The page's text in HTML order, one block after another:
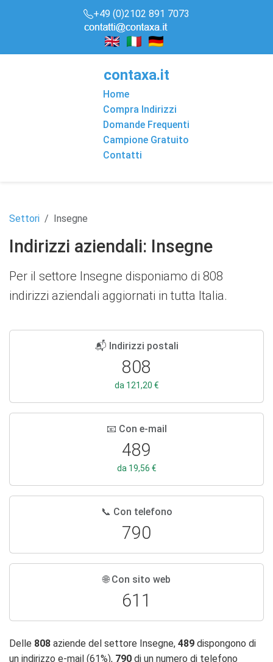
+49 (0)2102 891 7073
contaxa.it
Home
Compra Indirizzi
Domande Frequenti
Campione Gratuito
Contatti
Settori Insegne
Indirizzi aziendali: Insegne
Per il settore Insegne disponiamo di 808
indirizzi aziendali aggiornati in tutta Italia.
📬 Indirizzi postali
808
da 121,20 €
📧 Con e-mail
489
da 19,56 €
📞 Con telefono
790
🌐 Con sito web
611
Delle 808 aziende del settore Insegne, 489 dispongono di
un indirizzo e-mail (61%), 790 di un numero di telefono